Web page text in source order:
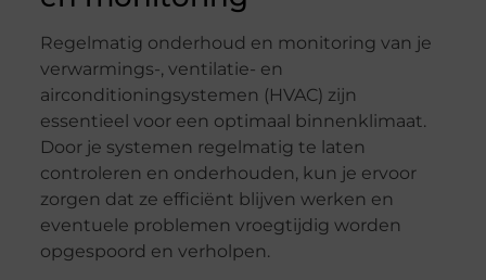
Regelmatig onderhoud en monitoring van je
verwarmings-, ventilatie- en
airconditioningsystemen (HVAC) zijn
essentieel voor een optimaal binnenklimaat.
Door je systemen regelmatig te laten
controleren en onderhouden, kun je ervoor
zorgen dat ze efficiënt blijven werken en
eventuele problemen vroegtijdig worden
opgespoord en verholpen.